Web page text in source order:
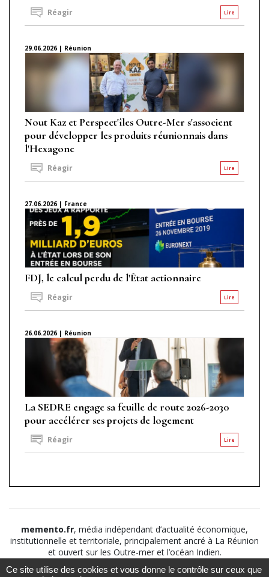
Lire
Réagir
29.06.2026 | Réunion
Nout Kaz et Perspect'îles Outre-Mer s'associent
pour développer les produits réunionnais dans
l'Hexagone
Lire
Réagir
27.06.2026 | France
FDJ, le calcul perdu de l'État actionnaire
Lire
Réagir
26.06.2026 | Réunion
La SEDRE engage sa feuille de route 2026-2030
pour accélérer ses projets de logement
Lire
Réagir
memento.fr, média indépendant d’actualité économique,
institutionnelle et territoriale, principalement ancré à La Réunion
et ouvert sur les Outre-mer et l’océan Indien.
Ce site utilise des cookies et vous donne le contrôle sur ceux que